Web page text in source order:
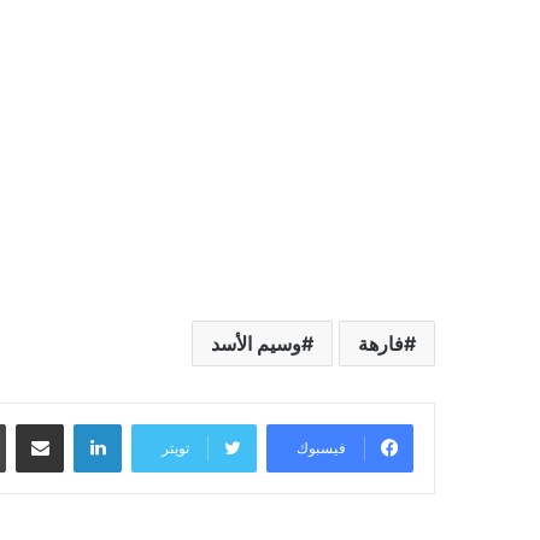
فارهة وسيم الأسد
فيسبوك تويتر
لينكدإن